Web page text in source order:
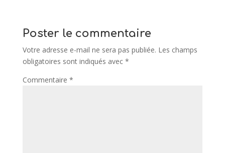
Poster le commentaire
Votre adresse e-mail ne sera pas publiée. Les champs
obligatoires sont indiqués avec *
Commentaire *